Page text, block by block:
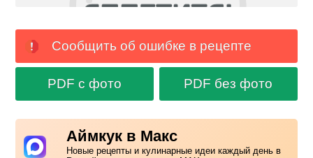
Сообщить об ошибке в рецепте
PDF с фото PDF без фото
Аймкук в Макс
Новые рецепты и кулинарные идеи каждый день в